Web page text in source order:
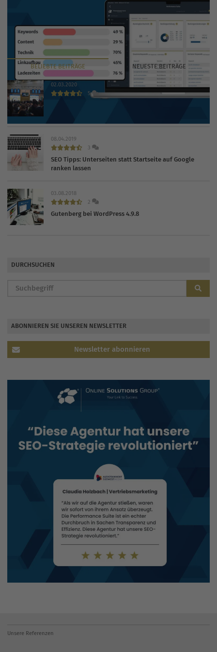
BELIEBTEBEITRÄGE NEUESTEBEITRÄGE
02.03.2020
5
08.04.2019
3
SEO Tipps: Unterseiten statt Startseite auf Google
ranken lassen
03.08.2018
2
Gutenberg bei WordPress 4.9.8
DURCHSUCHEN
ABONNIEREN SIE UNSEREN NEWSLETTER
Newsletter abonnieren
Unsere Referenzen